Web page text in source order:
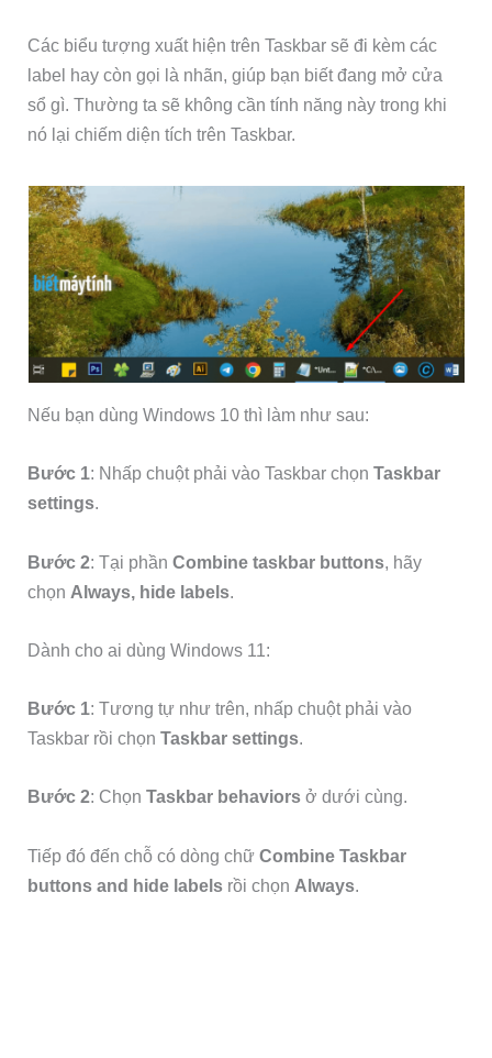
Các biểu tượng xuất hiện trên Taskbar sẽ đi kèm các
label hay còn gọi là nhãn, giúp bạn biết đang mở cửa
sổ gì. Thường ta sẽ không cần tính năng này trong khi
nó lại chiếm diện tích trên Taskbar.
Nếu bạn dùng Windows 10 thì làm như sau:
Bước 1: Nhấp chuột phải vào Taskbar chọnTaskbar
settings.
Bước 2: Tại phầnCombine taskbar buttons , hãy
chọn Always, hide labels
Dành cho ai dùng Windows 11:
Bước 1: Tương tự như trên, nhấp chuột phải vào
Taskbar rồi chọnTaskbar settings.
Bước 2: ChọnTaskbar behaviors ở dưới cùng.
Tiếp đó đến chỗ có dòng chữCombine Taskbar
buttons and hide labels rồi chọn Always